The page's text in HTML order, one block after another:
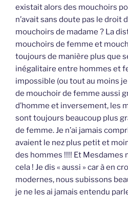
existait alors des mouchoirs
n’avait sans doute pas le droit
mouchoirs de madame ? La
mouchoirs de femme et
toujours de manière plus que
inégalitaire entre hommes et
impossible (ou tout au moins
de mouchoir de femme aussi
d’homme et inversement, les
sont toujours beaucoup plus
de femme. Je n’ai jamais
avaient le nez plus petit et
des hommes !!!! Et Mesdames
cela ! Je dis « aussi » car à en
modernes, nous subissons
je ne les ai jamais entendu